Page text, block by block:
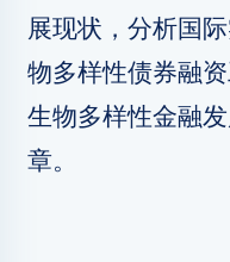
展现状，分析国
物多样性债券融
生物多样性金融
章。